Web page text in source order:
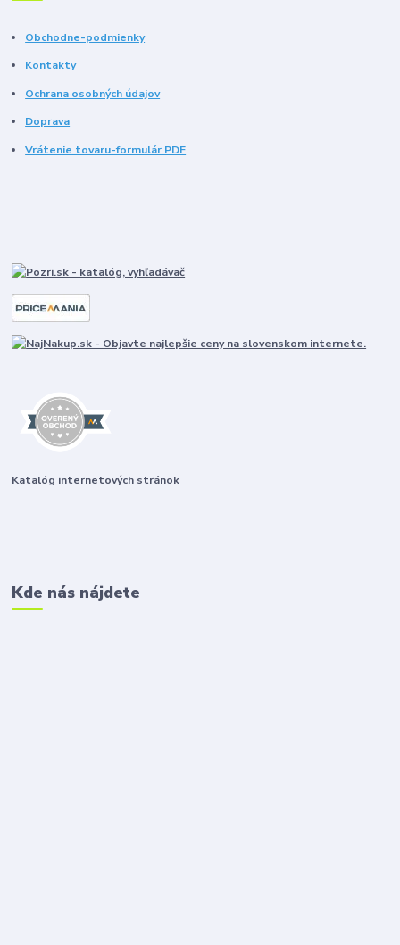
Obchodne-podmienky
Kontakty
Ochrana osobných údajov
Doprava
Vrátenie tovaru-formulár PDF
Katalóg internetových stránok
Kde nás nájdete